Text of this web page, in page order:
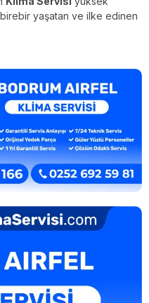
yaşatan ve ilke edinen